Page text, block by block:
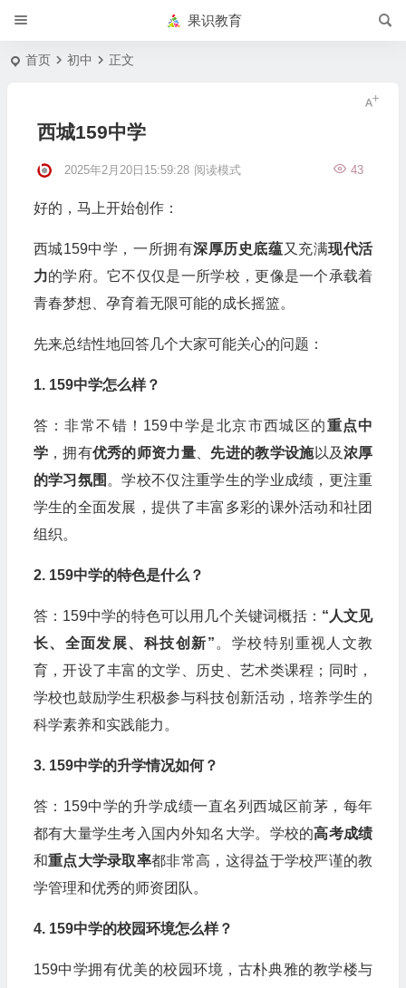
果识教育
首页 初中 正文
西城159中学
2025年2月20日15:59:28 43
阅读模式
好的，马上开始创作：
西城159中学，一所拥有深厚历史底蕴又充满现代活
力的学府。它不仅仅是一所学校，更像是一个承载着
青春梦想、孕育着无限可能的成长摇篮。
先来总结性地回答几个大家可能关心的问题：
1. 159中学怎么样？
答：非常不错！159中学是北京市西城区的重点中
学，拥有优秀的师资力量 先进的教学设施以及浓厚
的学习氛围 。学校不仅注重学生的学业成绩，更注重
学生的全面发展，提供了丰富多彩的课外活动和社团
组织。
2. 159中学的特色是什么？
答：159中学的特色可以用几个关键词概括： “人文见
长、全面发展、科技创新” 。学校特别重视人文教
育，开设了丰富的文学、历史、艺术类课程；同时，
学校也鼓励学生积极参与科技创新活动，培养学生的
科学素养和实践能力。
3. 159中学的升学情况如何？
答：159中学的升学成绩一直名列西城区前茅，每年
都有大量学生考入国内外知名大学。学校的高考成绩
和重点大学录取率都非常高，这得益于学校严谨的教
学管理和优秀的师资团队。
4. 159中学的校园环境怎么样？
159中学拥有优美的校园环境，古朴典雅的教学楼与